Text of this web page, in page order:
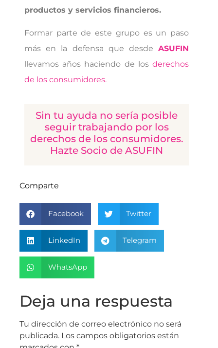
productos y servicios financieros.
Formar parte de este grupo es un paso
más en la defensa que desdeASUFIN
llevamos años haciendo de losderechos
de los consumidores.
Sin tu ayuda no sería posible
seguir trabajando por los
derechos de los consumidores.
Hazte Socio de ASUFIN
Comparte
Facebook Twitter
LinkedIn Telegram
WhatsApp
Deja una respuesta
Tu dirección de correo electrónico no será
publicada. Los campos obligatorios están